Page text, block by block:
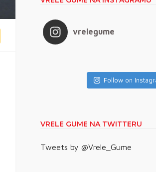
vrelegume
Follow on
VRELE GUME NA TWITTERU
Tweets by @Vrele_Gume